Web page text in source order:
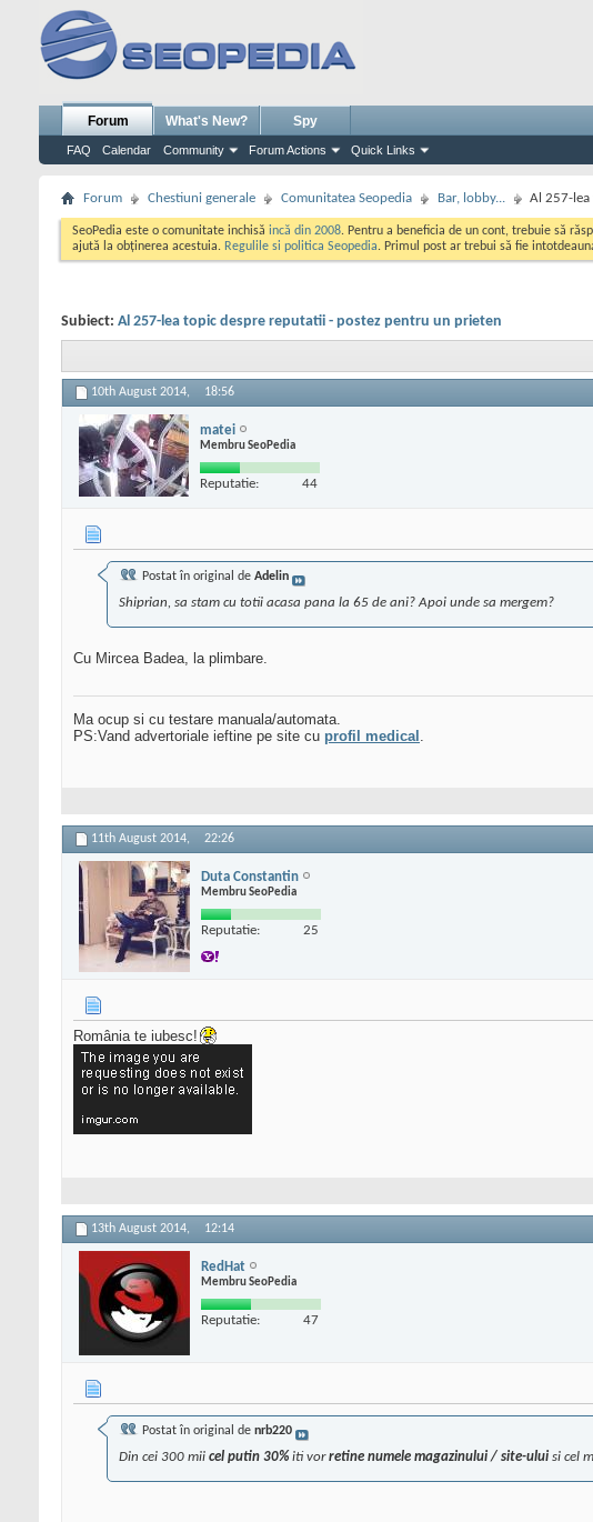
Forum
FAQ Calendar Community Forum Actions Quick Links
What's New? Spy
Forum Chestiuni generale Comunitatea Seopedia Bar, lobby... Al 257-
SeoPedia este o comunitate inchisă incă din 2008. Pentru a beneficia de un cont, trebuie să
ajută la obținerea acestuia. Regulile si politica Seopedia. Primul post ar trebui să fie
Subiect: Al 257-lea topic despre reputatii - postez pentru un prieten
10th August 2014, 18:56
matei
Membru SeoPedia
Reputatie: 44
Postat în original de Adelin
Shiprian, sa stam cu totii acasa pana la 65 de ani? Apoi unde sa mergem?
Cu Mircea Badea, la plimbare.
Ma ocup si cu testare manuala/automata.
PS:Vand advertoriale ieftine pe site cu profil medical .
11th August 2014, 22:26
Duta Constantin
Membru SeoPedia
Reputatie: 25
România te iubesc!
13th August 2014, 12:14
RedHat
Membru SeoPedia
Reputatie: 47
Postat în original de nrb220
Din cei 300 mii cel putin 30% iti vorretine numele magazinului / site-ului si cel